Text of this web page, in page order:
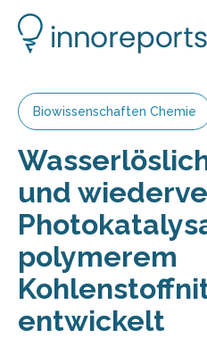
Biowissenschaften Chemie
und
polymerem
entwickelt